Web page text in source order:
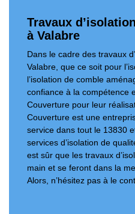
Travaux
à Valabre
Dans le cadre des travaux
Valabre, que ce soit pour
l’isolation de comble
confiance à la compétence
Couverture pour leur
Couverture est une
service dans tout le 13830
services d’isolation de
est sûr que les travaux
main et se feront dans la
Alors, n’hésitez pas à le